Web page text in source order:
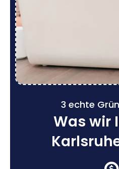
3 echte
Was wir